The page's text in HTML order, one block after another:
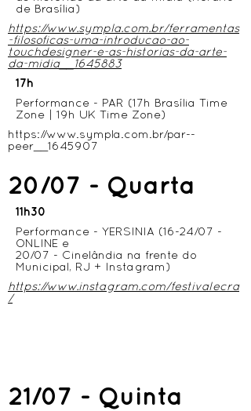
de Brasília)
https://www.sympla.com.br/ferramentas
-filosoficas-uma-introducao-ao-
touchdesigner-e-as-historias-da-arte-
da-midia__1645883
17h
Performance - PAR (17h Brasília Time
Zone | 19h UK Time Zone)
https://www.sympla.com.br/par--
peer__1645907
20/07 - Quarta
11h30
Performance - YERSINIA (16-24/07 -
ONLINE e
20/07 - Cinelândia na frente do
Municipal, RJ + Instagram)
https://www.instagram.com/festivalecra
/
21/07 - Quinta